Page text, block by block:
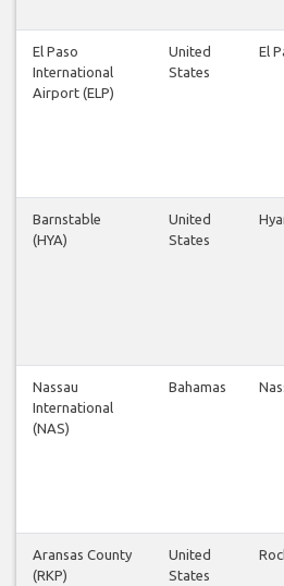
El Paso
International
Airport (ELP)
United
States
El
Barnstable
(HYA)
United
States
Nassau
International
(NAS)
Bahamas
Aransas County
(RKP)
United
States